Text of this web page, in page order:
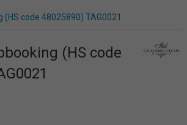
(HS code 48025890) TAG0021
(HS code